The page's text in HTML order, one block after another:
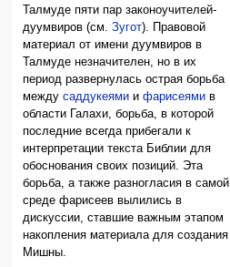
Талмуде пяти пар законоучителей-
дуумвиров (см.Зугот). Правовой
материал от имени дуумвиров в
Талмуде незначителен, но в их
период развернулась острая борьба
междусаддукеями ифарисеями в
области Галахи, борьба, в которой
последние всегда прибегали к
интерпретации текста Библии для
обоснования своих позиций. Эта
борьба, а также разногласия в самой
среде фарисеев вылились в
дискуссии, ставшие важным этапом
накопления материала для создания
Мишны.